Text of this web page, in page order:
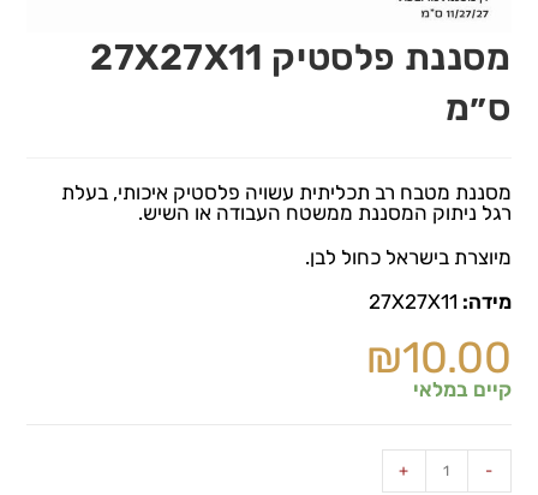
מסננת פלסטיק 27X27X11
ס״מ
מסננת מטבח רב תכליתית עשויה פלסטיק איכותי, בעלת
רגל ניתוק המסננת ממשטח העבודה או השיש.
מיוצרת בישראל כחול לבן.
מידה: 27X27X11
₪10.00
קיים במלאי
-
+